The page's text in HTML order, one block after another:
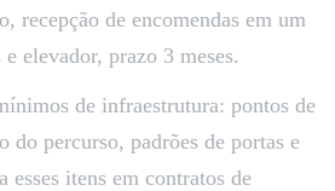
recepção de encomendas em um
elevador, prazo 3 meses.
de infraestrutura: pontos de
do percurso, padrões de portas e
esses itens em contratos de